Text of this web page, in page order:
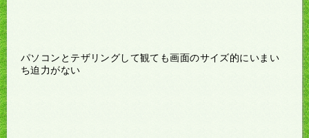
パソコンとテザリングして観ても画面のサイズ的にいまい
ち迫力がない